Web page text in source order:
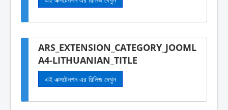
ARS_EXTENSION_CATEGORY_JOOML
A4-LITHUANIAN_TITLE
এই এক্সটেনশন এর রিলিজ দেখুন